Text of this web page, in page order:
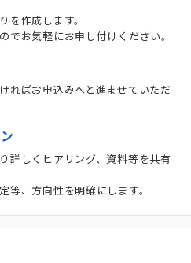
を作成します。
でお気軽にお申し付けください。
ればお申込みへと進ませていただ
詳しくヒアリング、資料等を共有
等、方向性を明確にします。